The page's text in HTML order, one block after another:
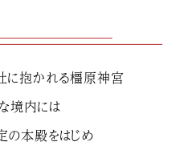
抱かれる橿原神宮
境内には
本殿をはじめ